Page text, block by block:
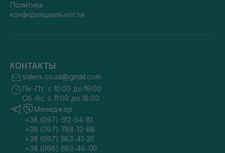
Политика
конфиденциальности
КОНТАКТЫ
sisters.co.ua@gmail.com
Пн.-Пт. с 10:00 до 19:00
Сб.-Вс. с 11:00 до 18:00
Менеджер
+38 (097) 612-54-81
+38 (097) 788-12-88
+38 (097) 983-41-20
+38 (068) 693-46-00